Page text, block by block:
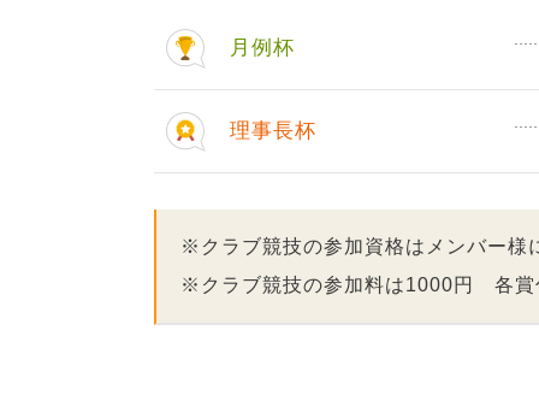
月例杯
理事長杯
※クラブ競技の参加資格はメンバー様
※クラブ競技の参加料は1000円 各賞